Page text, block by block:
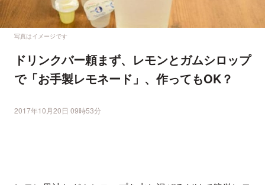
写真はイメージです
ドリンクバー頼まず、レモンとガムシロップ
で「お手製レモネード」、作ってもOK？
2017年10月20日 09時53分